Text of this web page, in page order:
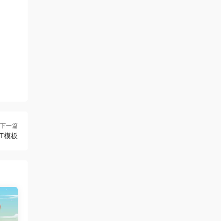
下一篇
模板